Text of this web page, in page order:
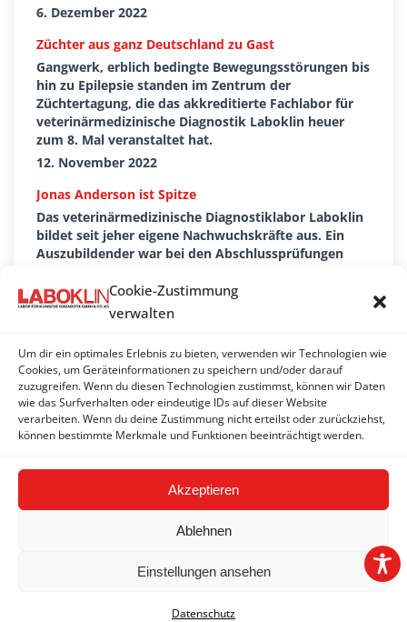
Cookie-Zustimmung
verwalten
Um dir ein optimales Erlebnis zu bieten, verwenden wir Technologien wie
Cookies, um Geräteinformationen zu speichern und/oder darauf
zuzugreifen. Wenn du diesen Technologien zustimmst, können wir Daten
wie das Surfverhalten oder eindeutige IDs auf dieser Website
verarbeiten. Wenn du deine Zustimmung nicht erteilst oder zurückziehst,
können bestimmte Merkmale und Funktionen beeinträchtigt werden.
Akzeptieren
Ablehnen
Einstellungen ansehen
Datenschutz
6. Dezember 2022
Züchter aus ganz Deutschland zu Gast
Gangwerk, erblich bedingte Bewegungsstörungen bis
hin zu Epilepsie standen im Zentrum der
Züchtertagung, die das akkreditierte Fachlabor für
veterinärmedizinische Diagnostik Laboklin heuer
zum 8. Mal veranstaltet hat.
12. November 2022
Jonas Anderson ist Spitze
Das veterinärmedizinische Diagnostiklabor Laboklin
bildet seit jeher eigene Nachwuchskräfte aus. Ein
Auszubildender war bei den Abschlussprüfungen
beeindruckendes Prüfungsergebnis
19. Oktober 2022
Dr. Elisabeth Müller und Landtagspräsidentin a. D.
Barbara Stamm gehen als Botschafterinnen Bayerns
ganz neue Wege.
10. Juni 2022